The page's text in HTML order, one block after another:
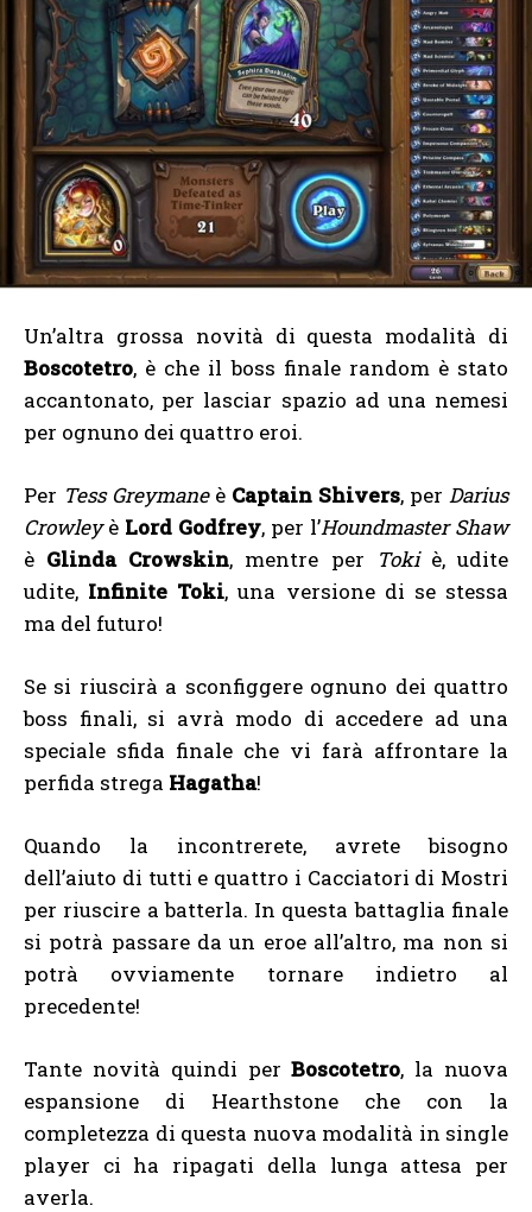
Un’altra grossa novità di questa modalità di
Boscotetro, è che il boss finale random è stato
accantonato, per lasciar spazio ad una nemesi
per ognuno dei quattro eroi.
Per Tess Greymaneè Captain Shivers, per Darius
Crowleyè Lord Godfrey, per l’Houndmaster Shaw
è Glinda Crowskin, mentre per Tokiè, udite
udite, Infinite Toki, una versione di se stessa
ma del futuro!
Se si riuscirà a sconfiggere ognuno dei quattro
boss finali, si avrà modo di accedere ad una
speciale sfida finale che vi farà affrontare la
perfida strega Hagatha!
Quando la incontrerete, avrete bisogno
dell’aiuto di tutti e quattro i Cacciatori di Mostri
per riuscire a batterla. In questa battaglia finale
si potrà passare da un eroe all’altro, ma non si
potrà ovviamente tornare indietro al
precedente!
Tante novità quindi perBoscotetro, la nuova
espansione di Hearthstone che con la
completezza di questa nuova modalità in single
player ci ha ripagati della lunga attesa per
averla.